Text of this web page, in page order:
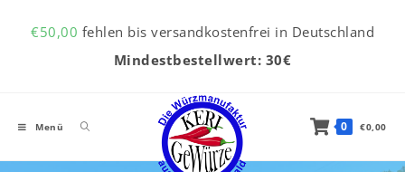
€50,00 fehlen bis versandkostenfrei in Deutschland
Mindestbestellwert: 30€
Menü 0 €0,00